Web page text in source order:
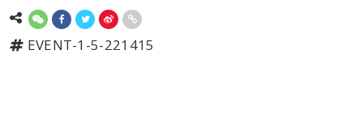
EVENT-1-5-221415